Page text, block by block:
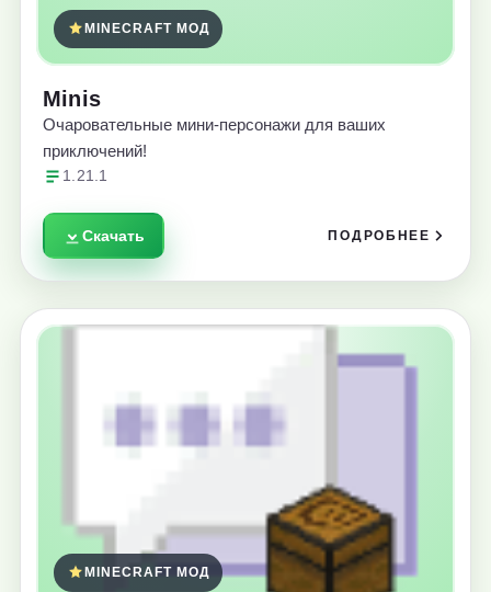
MINECRAFT МОД
Minis
Очаровательные мини-персонажи для ваших
приключений!
1.21.1
Скачать ПОДРОБНЕЕ
MINECRAFT МОД